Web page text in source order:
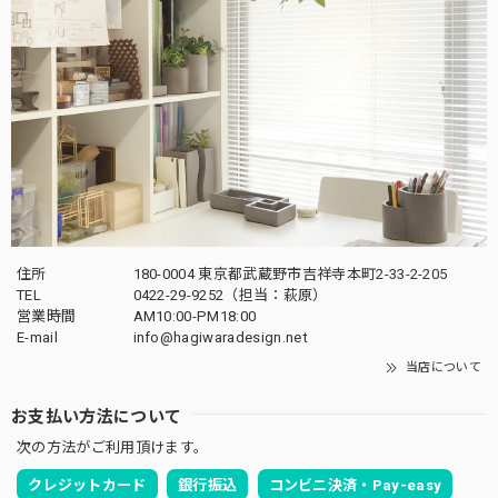
住所
180-0004 東京都武蔵野市吉祥寺本町2-33-2-205
TEL
0422-29-9252（担当：萩原）
営業時間
AM10:00-PM18:00
E-mail
info@hagiwaradesign.net
当店について
お支払い方法について
次の方法がご利用頂けます。
クレジットカード 銀行振込 コンビニ決済・Pay-easy